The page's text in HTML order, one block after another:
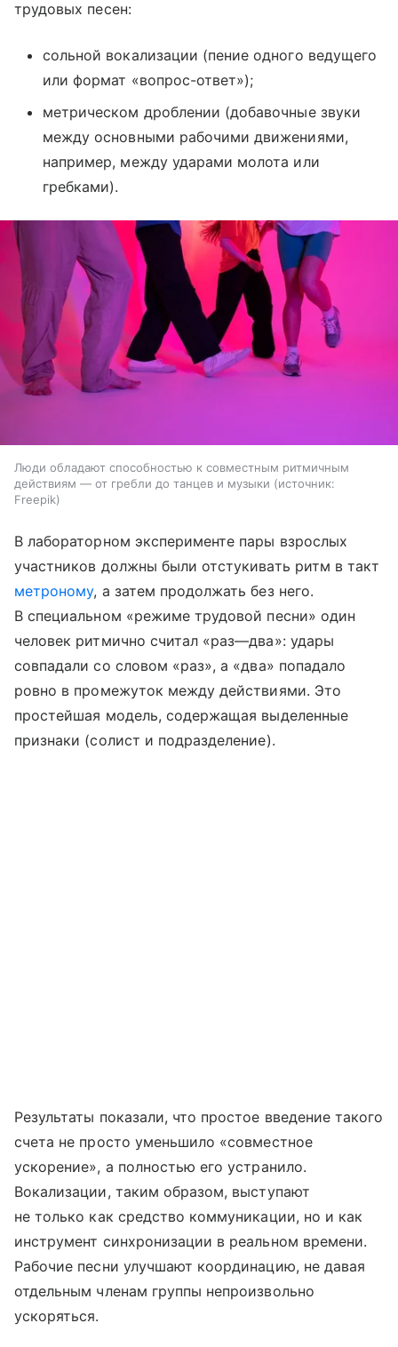
трудовых песен:
сольной вокализации (пение одного ведущего
или формат «вопрос-ответ»);
метрическом дроблении (добавочные звуки
между основными рабочими движениями,
например, между ударами молота или
гребками).
Люди обладают способностью к совместным ритмичным
действиям — от гребли до танцев и музыки
источник:
Freepik
В лабораторном эксперименте пары взрослых
участников должны были отстукивать ритм в такт
метроному, а затем продолжать без него.
В специальном «режиме трудовой песни» один
человек ритмично считал «раз—два»: удары
совпадали со словом «раз», а «два» попадало
ровно в промежуток между действиями. Это
простейшая модель, содержащая выделенные
признаки (солист и подразделение).
Результаты показали, что простое введение такого
счета не просто уменьшило «совместное
ускорение», а полностью его устранило.
Вокализации, таким образом, выступают
не только как средство коммуникации, но и как
инструмент синхронизации в реальном времени.
Рабочие песни улучшают координацию, не давая
отдельным членам группы непроизвольно
ускоряться.